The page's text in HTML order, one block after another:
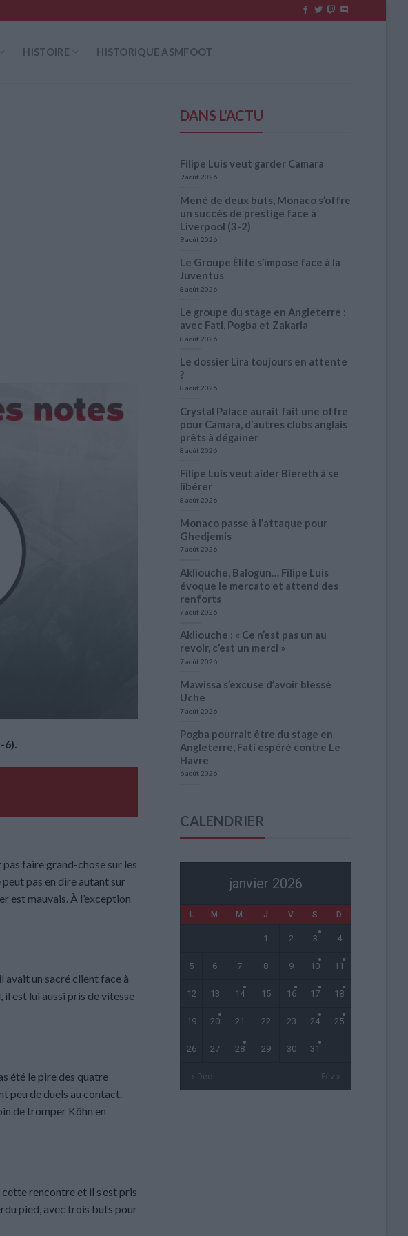
HISTOIRE HISTORIQUE ASMFOOT
6).
pas faire grand-chose sur les
pas en dire autant sur
est mauvais. À l’exception
un sacré client face à
il est lui aussi pris de vitesse
été le pire des quatre
peu de duels au contact.
de tromper Köhn en
rencontre et il s’est pris
pied, avec trois buts pour
DANS L'ACTU
Filipe Luis veut garder Camara
9 août 2026
Mené de deux buts, Monaco s’offre
un succès de prestige face à
Liverpool (3-2)
9 août 2026
Le Groupe Élite s’impose face à la
Juventus
8 août 2026
Le groupe du stage en Angleterre :
avec Fati, Pogba et Zakaria
8 août 2026
Le dossier Lira toujours en attente
?
8 août 2026
Crystal Palace aurait fait une offre
pour Camara, d’autres clubs anglais
prêts à dégainer
8 août 2026
Filipe Luis veut aider Biereth à se
libérer
8 août 2026
Monaco passe à l’attaque pour
Ghedjemis
7 août 2026
Akliouche, Balogun… Filipe Luis
évoque le mercato et attend des
renforts
7 août 2026
Akliouche : « Ce n’est pas un au
revoir, c’est un merci »
7 août 2026
Mawissa s’excuse d’avoir blessé
Uche
7 août 2026
Pogba pourrait être du stage en
Angleterre, Fati espéré contre Le
Havre
6 août 2026
CALENDRIER
janvier 2026
L M M J V S D
« Déc Fév »
1 2 3 4
5 6 7 8 9 10 11
12 13 14 15 16 17 18
19 20 21 22 23 24 25
26 27 28 29 30 31